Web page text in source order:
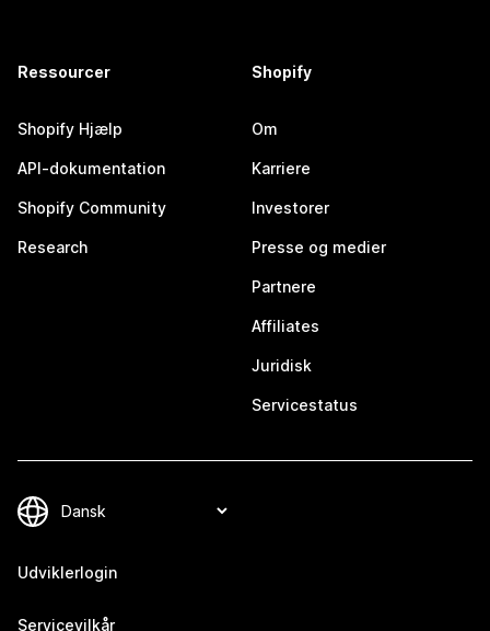
Ressourcer
Shopify Hjælp
API-dokumentation
Shopify Community
Research
Shopify
Om
Karriere
Investorer
Presse og medier
Partnere
Affiliates
Juridisk
Servicestatus
Udviklerlogin
Servicevilkår